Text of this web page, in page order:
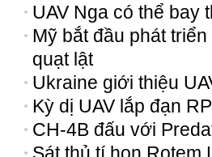
UAV Nga có thể bay
Mỹ bắt đầu phát
quạt lật
Ukraine giới thiệu
Kỳ dị UAV lắp đạn
CH-4B đấu với